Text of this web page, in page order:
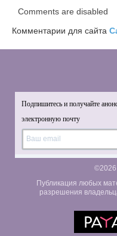
Comments are disabled
Комментарии для сайта
Подпишитесь и получайте
электронную почту
©2026
Публикация любых
разрешения